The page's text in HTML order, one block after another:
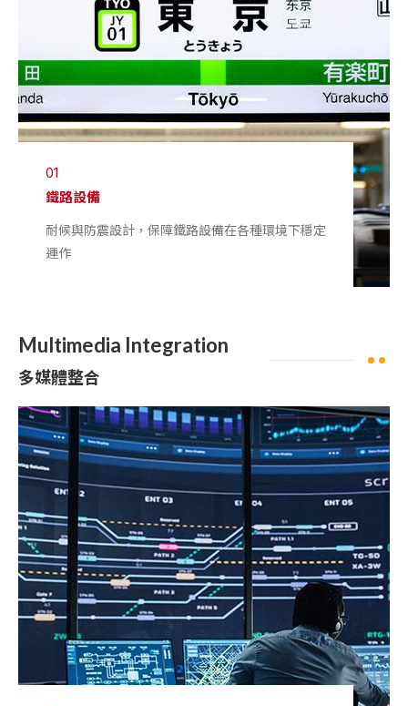
01
鐵路設備
耐候與防震設計，保障鐵路設備在各種環境下穩定
運作
Multimedia Integration
多媒體整合